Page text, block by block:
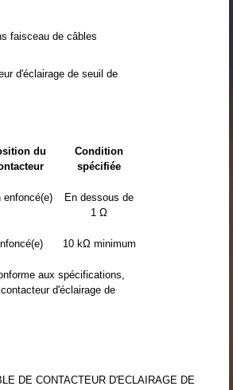
faisceau de câbles
d'éclairage de seuil de
du
Condition
spécifiée
enfoncé(e)
En dessous de
1 Ω
10 kΩ minimum
aux spécifications,
d'éclairage de
DE CONTACTEUR D'ECLAIRAGE DE